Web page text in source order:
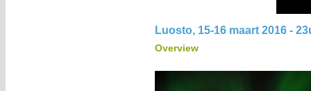
Luosto, 15-16 maart 2016 -
Overview